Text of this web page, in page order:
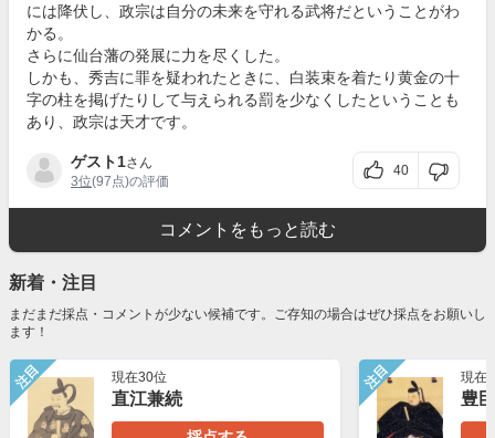
には降伏し、政宗は自分の未来を守れる武将だということがわ
かる。
さらに仙台藩の発展に力を尽くした。
しかも、秀吉に罪を疑われたときに、白装束を着たり黄金の十
字の柱を掲げたりして与えられる罰を少なくしたということも
あり、政宗は天才です。
ゲスト1さん
3位(97点)の評価
40
コメントをもっと読む
新着・注目
まだまだ採点・コメントが少ない候補です。ご存知の場合はぜひ採点をお願いし
ます！
注目 現在30位
直江兼続
注目 現在
豊